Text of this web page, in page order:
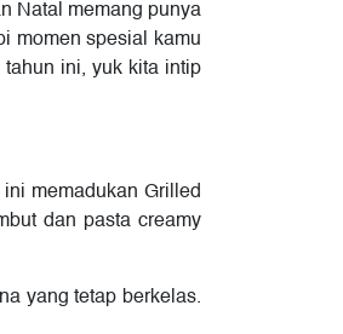
Natal memang punya
momen spesial kamu
ini, yuk kita intip
memadukan Grilled
dan pasta creamy
yang tetap berkelas.